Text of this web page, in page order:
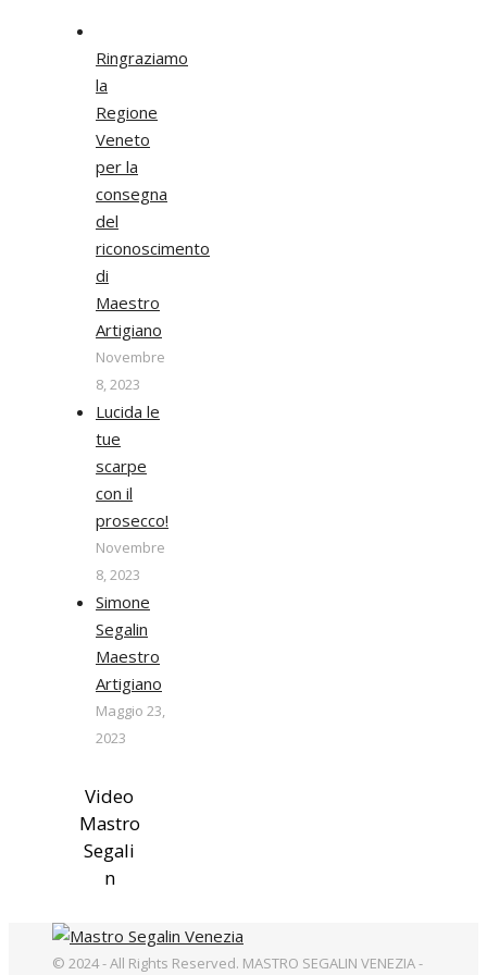
nella
del
prodotto
Ringraziamo
la
Regione
Veneto
per la
consegna
del
riconoscimento
di
Maestro
Artigiano
Novembre
8, 2023
Lucida le
tue
scarpe
con il
prosecco!
Novembre
8, 2023
Simone
Segalin
Maestro
Artigiano
Maggio 23,
2023
Video
Mastro
Segali
n
© 2024 - All Rights Reserved. MASTRO SEGALIN VENEZIA -